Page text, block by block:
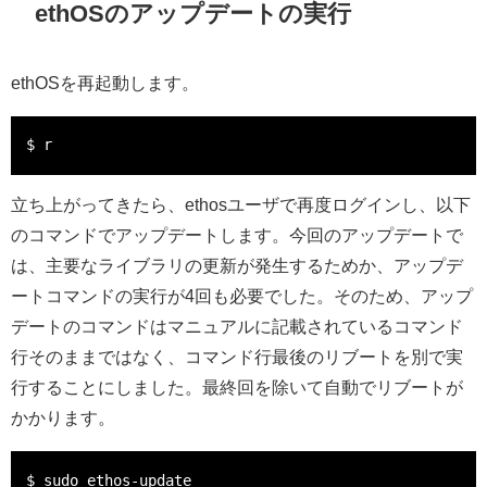
ethOSのアップデートの実行
ethOSを再起動します。
立ち上がってきたら、ethosユーザで再度ログインし、以下
のコマンドでアップデートします。今回のアップデートで
は、主要なライブラリの更新が発生するためか、アップデ
ートコマンドの実行が4回も必要でした。そのため、アップ
デートのコマンドはマニュアルに記載されているコマンド
行そのままではなく、コマンド行最後のリブートを別で実
行することにしました。最終回を除いて自動でリブートが
かかります。